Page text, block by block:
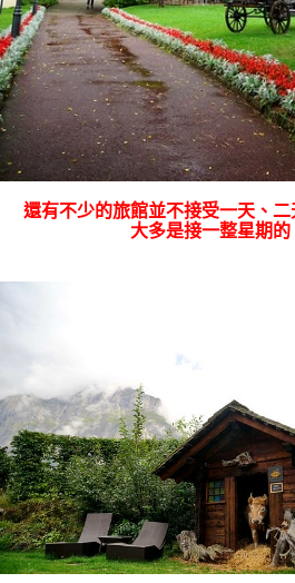
還有不少的旅館並不接受一天、二
大多是接一整星期的